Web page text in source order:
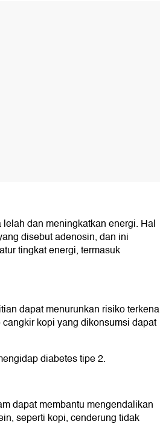
dan meningkatkan energi. Hal
disebut adenosin, dan ini
tingkat energi, termasuk
dapat menurunkan risiko terkena
kopi yang dikonsumsi dapat
diabetes tipe 2.
dapat membantu mengendalikan
seperti kopi, cenderung tidak